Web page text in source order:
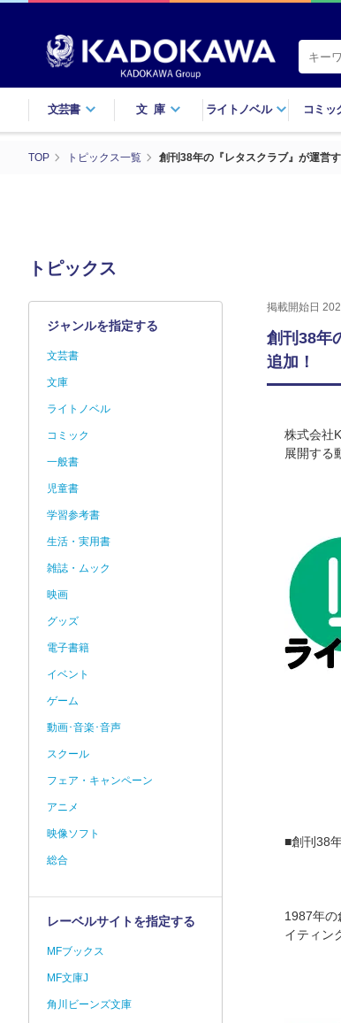
文芸書 文庫 ライトノベル コミッ
TOP トピックス一覧 創刊38年の『レタスクラブ』が運営
トピックス
掲載開始日
創刊38年
追加！
株式会社
展開する
■創刊38
1987年の
イティン
ジャンルを指定する
文芸書
文庫
ライトノベル
コミック
一般書
児童書
学習参考書
生活・実用書
雑誌・ムック
映画
グッズ
電子書籍
イベント
ゲーム
動画･音楽･音声
スクール
フェア・キャンペーン
アニメ
映像ソフト
総合
レーベルサイトを指定する
MFブックス
MF文庫J
角川ビーンズ文庫